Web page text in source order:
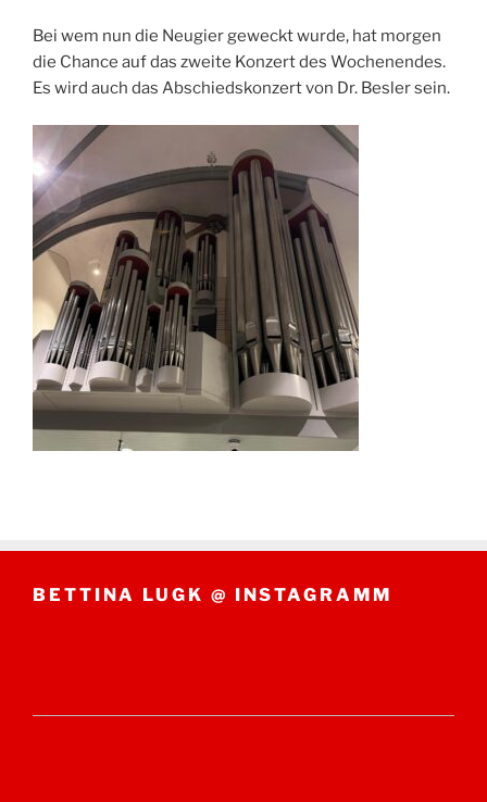
Bei wem nun die Neugier geweckt wurde, hat morgen
die Chance auf das zweite Konzert des Wochenendes.
Es wird auch das Abschiedskonzert von Dr. Besler sein.
BETTINA LUGK @ INSTAGRAMM